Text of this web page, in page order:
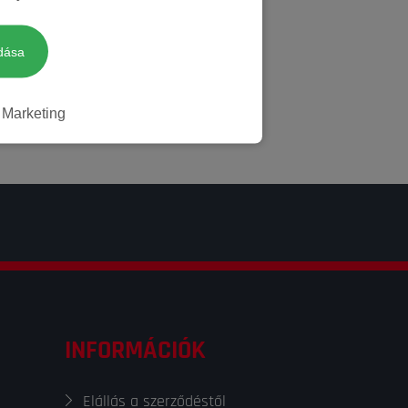
Marketing
INFORMÁCIÓK
Elállás a szerződéstől